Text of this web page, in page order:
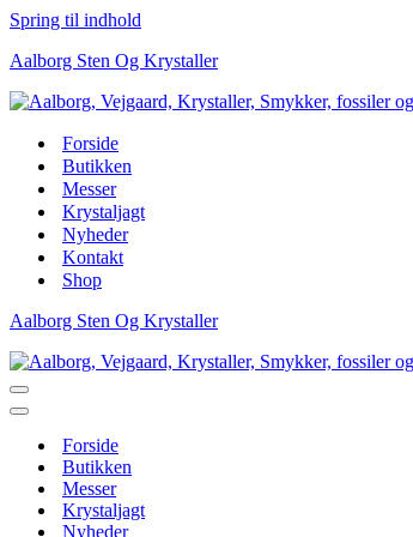
Spring til indhold
Aalborg Sten Og Krystaller
Forside
Butikken
Messer
Krystaljagt
Nyheder
Kontakt
Shop
Aalborg Sten Og Krystaller
Navigation
menu
Navigation
Forside
Butikken
Messer
Krystaljagt
Nyheder